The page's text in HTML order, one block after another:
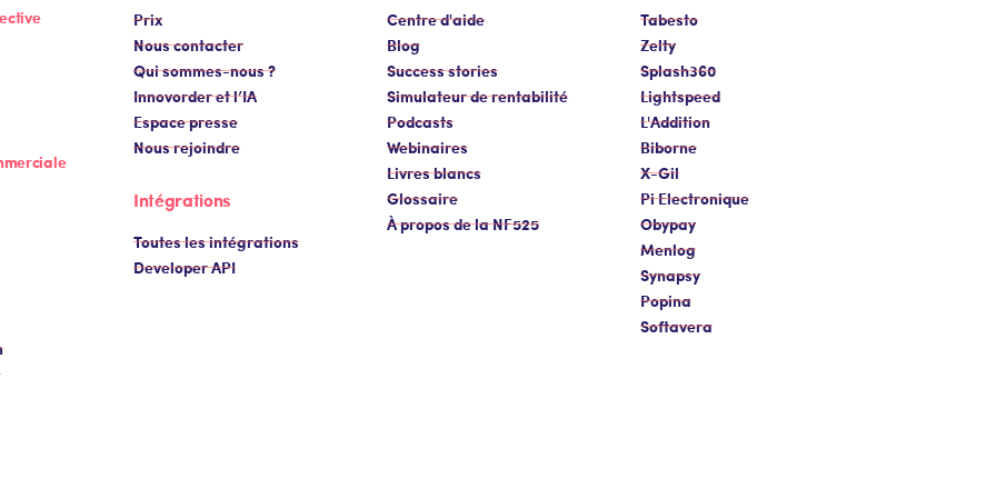
Prix
Nous contacter
Qui sommes-nous ?
Innovorder et l’IA
Espace presse
Nous rejoindre
Intégrations
Toutes les intégrations
Developer API
Centre d'aide
Blog
Success stories
Simulateur de rentabilité
Podcasts
Webinaires
Livres blancs
Glossaire
À propos de la NF525
Tabesto
Zelty
Splash360
Lightspeed
L'Addition
Biborne
X-Gil
Pi Electronique
Obypay
Menlog
Synapsy
Popina
Softavera